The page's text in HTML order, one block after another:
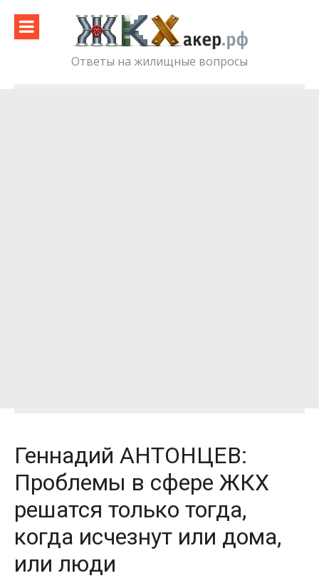
content
Ответы на жилищные вопросы
Геннадий АНТОНЦЕВ:
Проблемы в сфере ЖКХ
решатся только тогда,
когда исчезнут или дома,
или люди